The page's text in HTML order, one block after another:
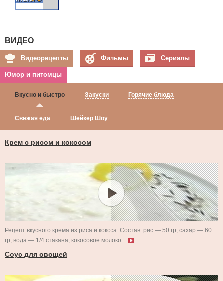
ВИДЕО
Видеорецепты Фильмы Сериалы
Юмор и питомцы
Вкусно и быстро Закуски Горячие блюда
Свежая еда Шейкер Шоу
Крем с рисом и кокосом
Рецепт вкусного крема из риса и кокоса. Состав: рис — 50 гр; сахар — 60
гр; вода — 1/4 стакана; кокосовое молоко...
Соус для овощей